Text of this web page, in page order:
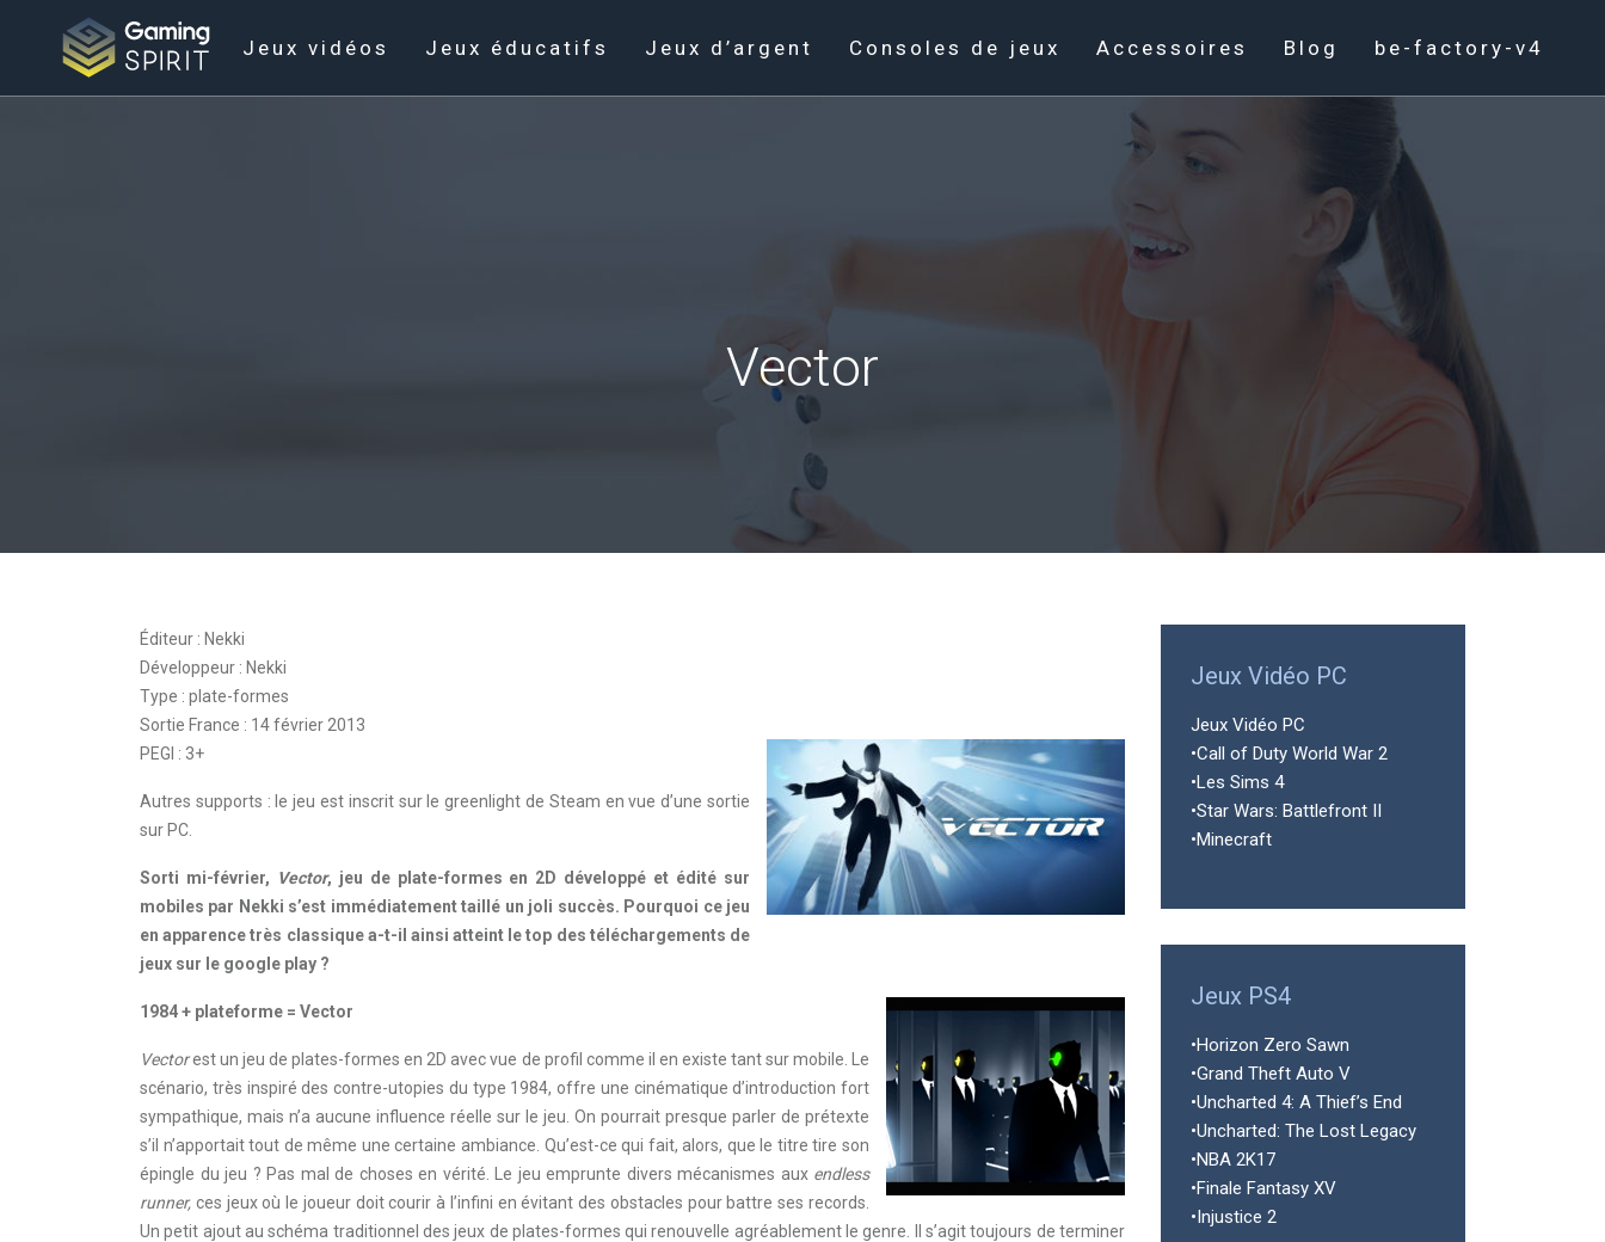
Jeux vidéos Jeux éducatifs Jeux d’argent Consoles de jeux Accessoires Blog be-factory-v4
Vector
Éditeur : Nekki
Développeur : Nekki
Type : plate-formes
Sortie France : 14 février 2013
PEGI : 3+
Autres supports : le jeu est inscrit sur le greenlight de Steam en vue d’une sortie
sur PC.
Sorti mi-février, Vector, jeu de plate-formes en 2D développé et édité sur
mobiles par Nekki s’est immédiatement taillé un joli succès. Pourquoi ce jeu
en apparence très classique a-t-il ainsi atteint le top des téléchargements de
jeux sur le google play ?
1984 + plateforme = Vector
Vectorest un jeu de plates-formes en 2D avec vue de profil comme il en existe tant sur mobile. Le
scénario, très inspiré des contre-utopies du type 1984, offre une cinématique d’introduction fort
sympathique, mais n’a aucune influence réelle sur le jeu. On pourrait presque parler de prétexte
s’il n’apportait tout de même une certaine ambiance. Qu’est-ce qui fait, alors, que le titre tire son
épingle du jeu ? Pas mal de choses en vérité. Le jeu emprunte divers mécanismes aux endless
runner, ces jeux où le joueur doit courir à l’infini en évitant des obstacles pour battre ses records.
Un petit ajout au schéma traditionnel des jeux de plates-formes qui renouvelle agréablement le genre. Il s’agit toujours de terminer
Jeux Vidéo PC
Jeux Vidéo PC
•Call of Duty World War 2
•Les Sims 4
•Star Wars: Battlefront II
•Minecraft
Jeux PS4
•Horizon Zero Sawn
•Grand Theft Auto V
•Uncharted 4: A Thief’s End
•Uncharted: The Lost Legacy
•NBA 2K17
•Finale Fantasy XV
•Injustice 2